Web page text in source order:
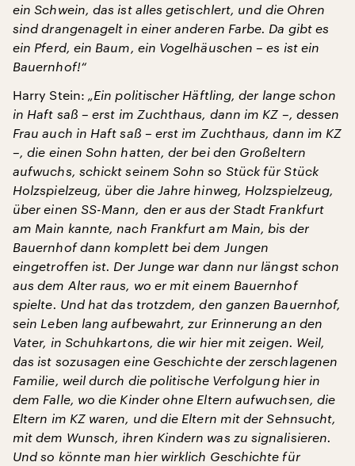
ein Schwein, das ist alles getischlert, und die Ohren
sind drangenagelt in einer anderen Farbe. Da gibt es
ein Pferd, ein Baum, ein Vogelhäuschen – es ist ein
Bauernhof!“
Harry Stein: „Ein politischer Häftling, der lange schon
in Haft saß – erst im Zuchthaus, dann im KZ –, dessen
Frau auch in Haft saß – erst im Zuchthaus, dann im KZ
–, die einen Sohn hatten, der bei den Großeltern
aufwuchs, schickt seinem Sohn so Stück für Stück
Holzspielzeug, über die Jahre hinweg, Holzspielzeug,
über einen SS-Mann, den er aus der Stadt Frankfurt
am Main kannte, nach Frankfurt am Main, bis der
Bauernhof dann komplett bei dem Jungen
eingetroffen ist. Der Junge war dann nur längst schon
aus dem Alter raus, wo er mit einem Bauernhof
spielte. Und hat das trotzdem, den ganzen Bauernhof,
sein Leben lang aufbewahrt, zur Erinnerung an den
Vater, in Schuhkartons, die wir hier mit zeigen. Weil,
das ist sozusagen eine Geschichte der zerschlagenen
Familie, weil durch die politische Verfolgung hier in
dem Falle, wo die Kinder ohne Eltern aufwuchsen, die
Eltern im KZ waren, und die Eltern mit der Sehnsucht,
mit dem Wunsch, ihren Kindern was zu signalisieren.
Und so könnte man hier wirklich Geschichte für